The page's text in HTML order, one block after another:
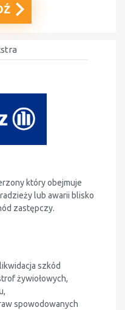
który obejmuje
lub awarii blisko
zastępczy.
szkód
żywiołowych,
spowodowanych